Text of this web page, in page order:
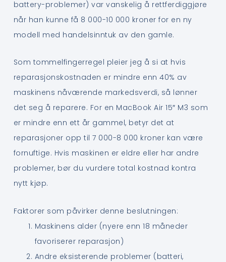
battery-problemer) var vanskelig å rettferdiggjøre
når han kunne få 8 000-10 000 kroner for en ny
modell med handelsinntuk av den gamle.
Som tommelfingerregel pleier jeg å si at hvis
reparasjonskostnaden er mindre enn 40% av
maskinens nåværende markedsverdi, så lønner
det seg å reparere. For en MacBook Air 15″ M3 som
er mindre enn ett år gammel, betyr det at
reparasjoner opp til 7 000-8 000 kroner kan være
fornuftige. Hvis maskinen er eldre eller har andre
problemer, bør du vurdere total kostnad kontra
nytt kjøp.
Faktorer som påvirker denne beslutningen:
Maskinens alder (nyere enn 18 måneder
favoriserer reparasjon)
Andre eksisterende problemer (batteri,